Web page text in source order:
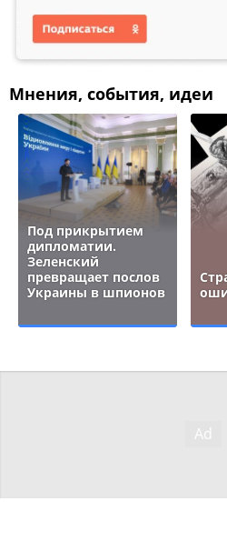
Мнения, события, идеи
Под прикрытием
дипломатии.
Зеленский
превращает послов
Украины в шпионов